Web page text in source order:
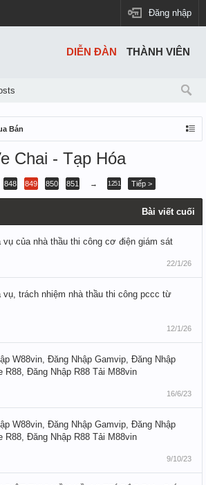
Đăng nhập
Bán
Chai - Tạp Hóa
848 849 850 851 → 1251 Tiếp >
Bài viết cuối
vụ của nhà thầu thi công cơ điện giám sát
22/1/26
vụ, trách nhiệm nhà thầu thi công pccc từ
12/1/26
W88vin, Đăng Nhập Gamvip, Đăng Nhập
R88, Đăng Nhập R88 Tải M88vin
16/6/23
W88vin, Đăng Nhập Gamvip, Đăng Nhập
R88, Đăng Nhập R88 Tải M88vin
9/10/23
DIỄN ĐÀN THÀNH VIÊN